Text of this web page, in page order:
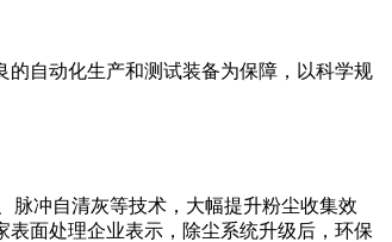
自动化生产和测试装备为保障，以科学规
脉冲自清灰等技术，大幅提升粉尘收集效
面处理企业表示，除尘系统升级后，环保